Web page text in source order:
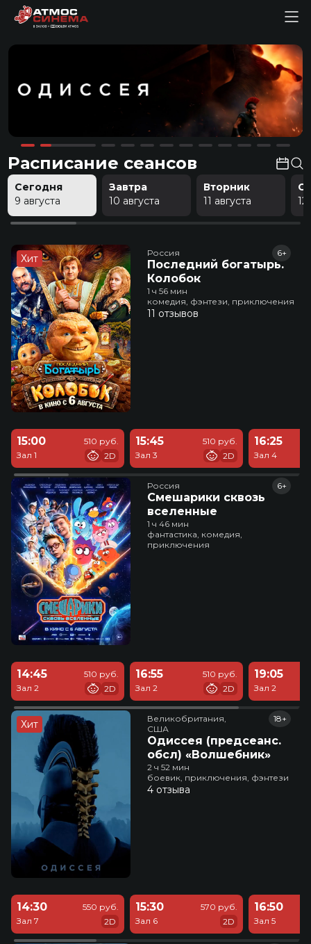
Расписание сеансов
Сегодня
9 августа
Завтра
10 августа
Вторник
11 августа
12
Хит Россия
Последний богатырь.
Колобок
6+
1 ч 56 мин
комедия, фэнтези, приключения
11 отзывов
15:00
Зал 1
510 руб.
2D
15:45
Зал 3
510 руб.
2D
16:25
Зал 4
Россия
Смешарики сквозь
вселенные
6+
1 ч 46 мин
фантастика, комедия,
приключения
14:45
Зал 2
510 руб.
2D
16:55
Зал 2
510 руб.
2D
19:05
Зал 2
Хит
Великобритания,
США
Одиссея (предсеанс.
обсл) «Волшебник»
18+
2 ч 52 мин
боевик, приключения, фэнтези
4 отзыва
14:30
Зал 7
550 руб.
2D
15:30
Зал 6
570 руб.
2D
16:50
Зал 5